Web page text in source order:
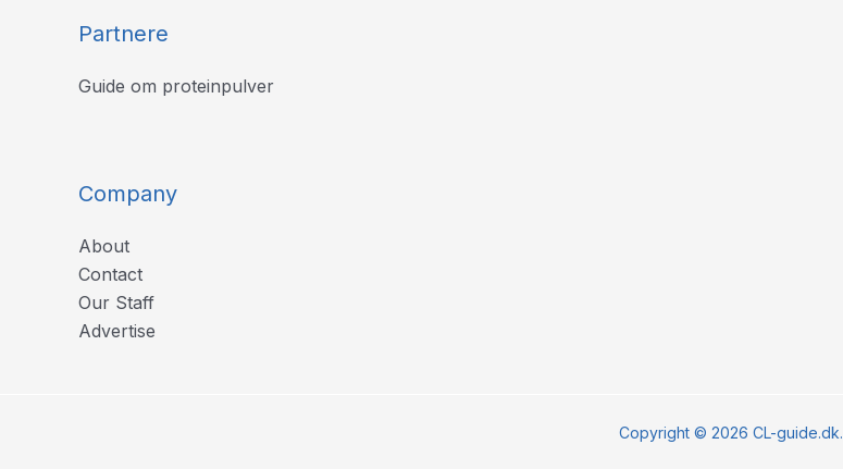
Partnere
Guide om proteinpulver
Company
About
Contact
Our Staff
Advertise
Copyright © 2026 CL-guide.dk.